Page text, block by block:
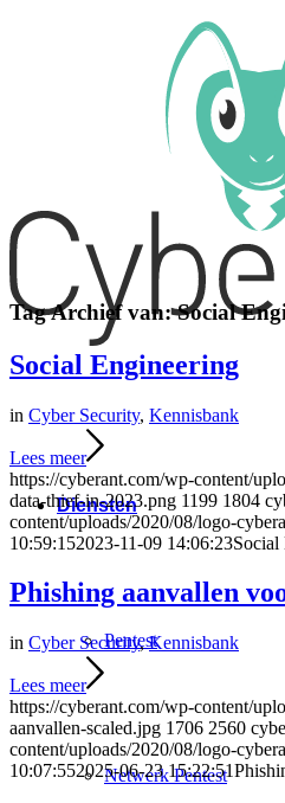
Diensten
Pentest
Netwerk Pentest
Tag Archief van:Social
Social Engineering
in Cyber Security, Kennisbank
Lees meer
https://cyberant.com/wp-content/
data-thief-in-2023.png 1199 1804
content/uploads/2020/08/logo-
10:59:152023-11-09 14:06:23Social
Phishing aanvallen
in Cyber Security,Kennisbank
Lees meer
https://cyberant.com/wp-content/
aanvallen-scaled.jpg 1706 2560
content/uploads/2020/08/logo-
10:07:552025-06-23 15:22:51